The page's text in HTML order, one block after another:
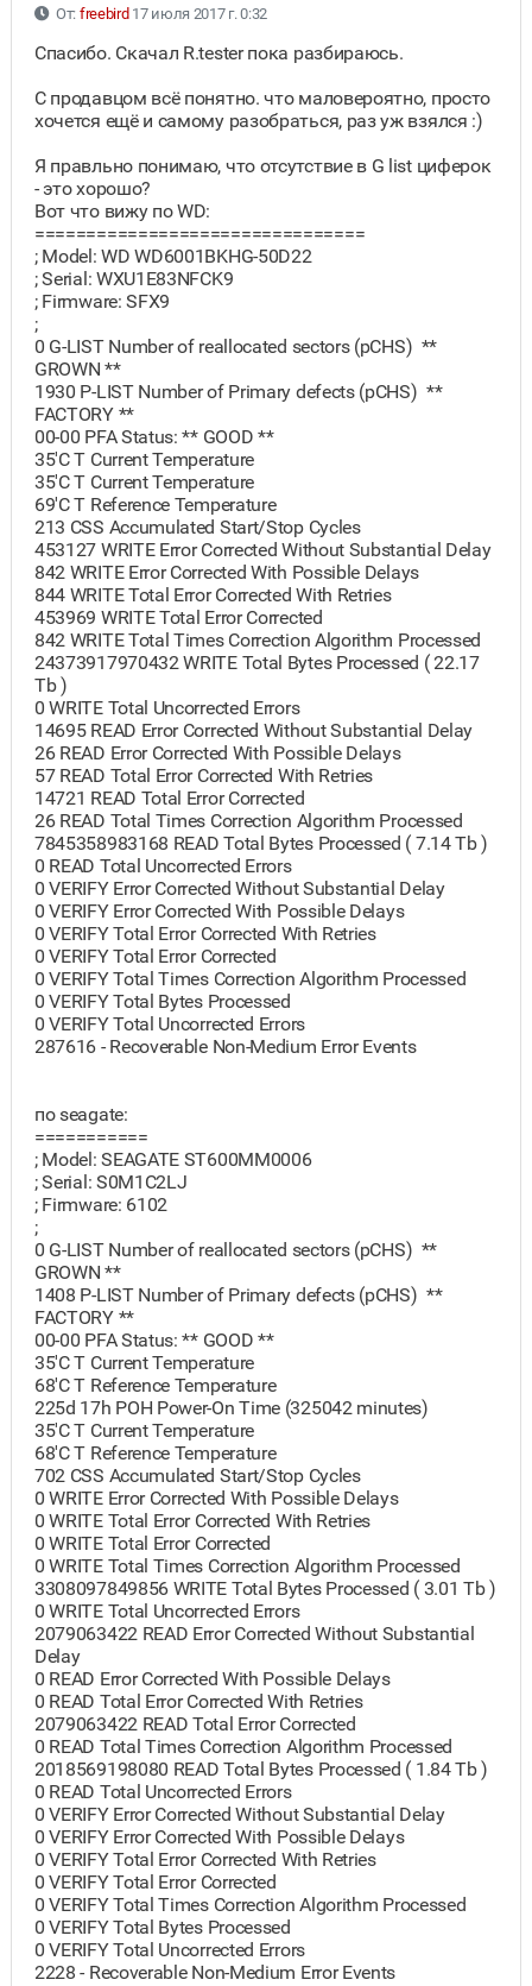
От: freebird 17 июля 2017 г. 0:32
Спасибо. Скачал R.tester пока разбираюсь.
С продавцом всё понятно. что маловероятно, просто
хочется ещё и самому разобраться, раз уж взялся :)
Я правльно понимаю, что отсутствие в G list циферок
- это хорошо?
Вот что вижу по WD:
================================
; Model: WD WD6001BKHG-50D22
; Serial: WXU1E83NFCK9
; Firmware: SFX9
;
0 G-LIST Number of reallocated sectors (pCHS) **
GROWN **
1930 P-LIST Number of Primary defects (pCHS) **
FACTORY **
00-00 PFA Status: ** GOOD **
35'C T Current Temperature
35'C T Current Temperature
69'C T Reference Temperature
213 CSS Accumulated Start/Stop Cycles
453127 WRITE Error Corrected Without Substantial Delay
842 WRITE Error Corrected With Possible Delays
844 WRITE Total Error Corrected With Retries
453969 WRITE Total Error Corrected
842 WRITE Total Times Correction Algorithm Processed
24373917970432 WRITE Total Bytes Processed ( 22.17
Tb )
0 WRITE Total Uncorrected Errors
14695 READ Error Corrected Without Substantial Delay
26 READ Error Corrected With Possible Delays
57 READ Total Error Corrected With Retries
14721 READ Total Error Corrected
26 READ Total Times Correction Algorithm Processed
7845358983168 READ Total Bytes Processed ( 7.14 Tb )
0 READ Total Uncorrected Errors
0 VERIFY Error Corrected Without Substantial Delay
0 VERIFY Error Corrected With Possible Delays
0 VERIFY Total Error Corrected With Retries
0 VERIFY Total Error Corrected
0 VERIFY Total Times Correction Algorithm Processed
0 VERIFY Total Bytes Processed
0 VERIFY Total Uncorrected Errors
287616 - Recoverable Non-Medium Error Events
по seagate:
===========
; Model: SEAGATE ST600MM0006
; Serial: S0M1C2LJ
; Firmware: 6102
;
0 G-LIST Number of reallocated sectors (pCHS) **
GROWN **
1408 P-LIST Number of Primary defects (pCHS) **
FACTORY **
00-00 PFA Status: ** GOOD **
35'C T Current Temperature
68'C T Reference Temperature
225d 17h POH Power-On Time (325042 minutes)
35'C T Current Temperature
68'C T Reference Temperature
702 CSS Accumulated Start/Stop Cycles
0 WRITE Error Corrected With Possible Delays
0 WRITE Total Error Corrected With Retries
0 WRITE Total Error Corrected
0 WRITE Total Times Correction Algorithm Processed
3308097849856 WRITE Total Bytes Processed ( 3.01 Tb )
0 WRITE Total Uncorrected Errors
2079063422 READ Error Corrected Without Substantial
Delay
0 READ Error Corrected With Possible Delays
0 READ Total Error Corrected With Retries
2079063422 READ Total Error Corrected
0 READ Total Times Correction Algorithm Processed
2018569198080 READ Total Bytes Processed ( 1.84 Tb )
0 READ Total Uncorrected Errors
0 VERIFY Error Corrected Without Substantial Delay
0 VERIFY Error Corrected With Possible Delays
0 VERIFY Total Error Corrected With Retries
0 VERIFY Total Error Corrected
0 VERIFY Total Times Correction Algorithm Processed
0 VERIFY Total Bytes Processed
0 VERIFY Total Uncorrected Errors
2228 - Recoverable Non-Medium Error Events